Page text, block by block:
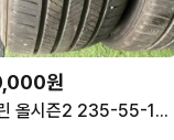
원
미쉐린 올시즌2 235-55-19 2개